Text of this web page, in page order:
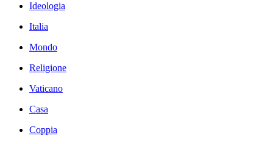
Ideologia
Italia
Mondo
Religione
Vaticano
Casa
Coppia